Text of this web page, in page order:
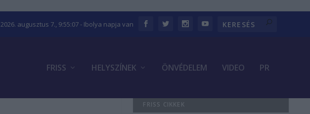
2026. augusztus 7., 9:55:08- Ibolya napja van
FRISS HELYSZÍNEK ÖNVÉDELEM VIDEO PR
FRISS CIKKEK